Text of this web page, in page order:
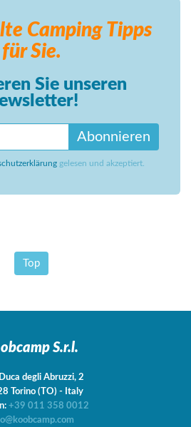
Camping Tipps
für Sie.
Sie unseren
Abonnieren
gelesen und akzeptiert.
Top
S.r.l.
degli Abruzzi, 2
Torino (TO) - Italy
+39 011 358 0012